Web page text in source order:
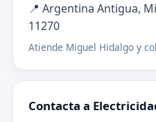
📍 Argentina Antigua,
11270
Atiende Miguel Hidalgo y
Contacta a